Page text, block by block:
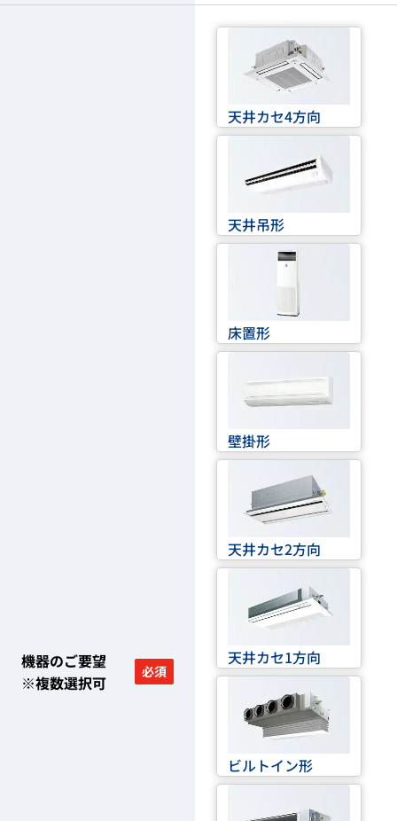
機器のご要望
※複数選択可
必須
天井カセ4方向
天井吊形
床置形
壁掛形
天井カセ2方向
天井カセ1方向
ビルトイン形